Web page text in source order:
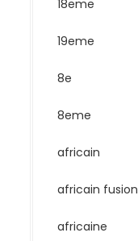
18eme
19eme
8e
8eme
africain
africain fusion
africaine